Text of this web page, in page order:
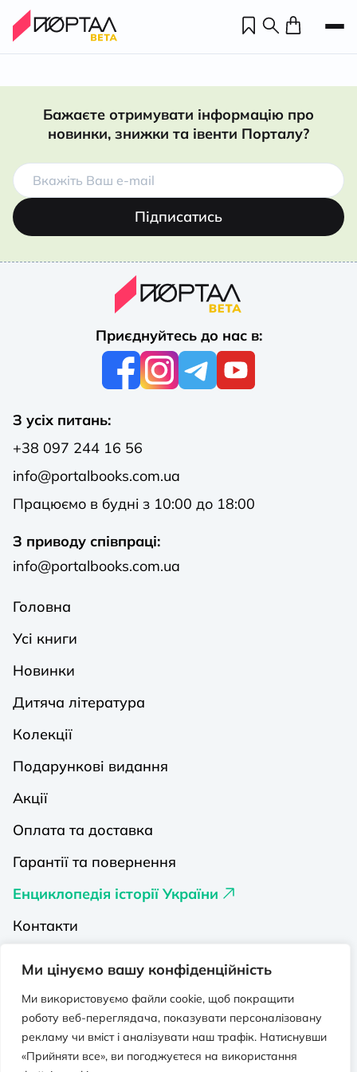
Ми цінуємо вашу конфіденційність
Ми використовуємо файли cookie, щоб покращити
роботу веб-переглядача, показувати персоналізовану
рекламу чи вміст і аналізувати наш трафік. Натиснувши
«Прийняти все», ви погоджуєтеся на використання
Бажаєте отримувати інформацію про
новинки, знижки та івенти Порталу?
Підписатись
Приєднуйтесь до нас в:
З усіх питань:
+38 097 244 16 56
info@portalbooks.com.ua
Працюємо в будні з 10:00 до 18:00
З приводу співпраці:
info@portalbooks.com.ua
Головна
Усі книги
Новинки
Дитяча література
Колекції
Подарункові видання
Акції
Оплата та доставка
Гарантії та повернення
Енциклопедія історії України
Контакти
Видавництва на Порталі
Політика конфіденційності
Публічна оферта